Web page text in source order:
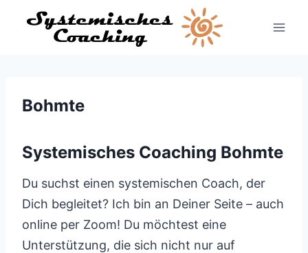
Inhalt
Bohmte
Systemisches Coaching Bohmte
Du suchst einen systemischen Coach, der
Dich begleitet? Ich bin an Deiner Seite – auch
online per Zoom! Du möchtest eine
Unterstützung, die sich nicht nur auf